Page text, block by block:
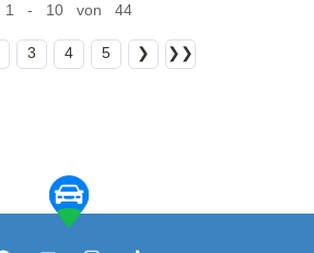
1 - 10 von 44
3 4 5 ❯ ❯❯